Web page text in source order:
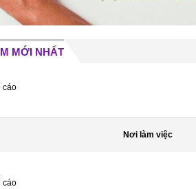
MỚI NHẤT
cáo
Nơi làm việc
cáo